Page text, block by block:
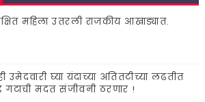
महिला उतरली राजकीय आखाड्यात.
उमेदवारी घ्या यंदाच्या अतितटीच्या लढतीत
गटाची मदत संजीवनी ठरणार !